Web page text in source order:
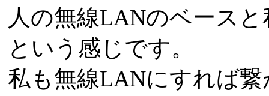
人の無線LANのベース
という感じです。
私も無線LANにすれば